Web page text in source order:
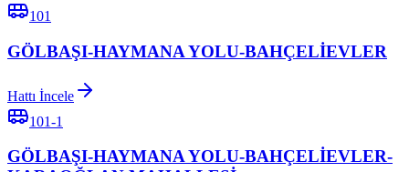
101
GÖLBAŞI-HAYMANA YOLU-BAHÇELİEVLER
Hattı İncele
101-1
GÖLBAŞI-HAYMANA YOLU-BAHÇELİEVLER-